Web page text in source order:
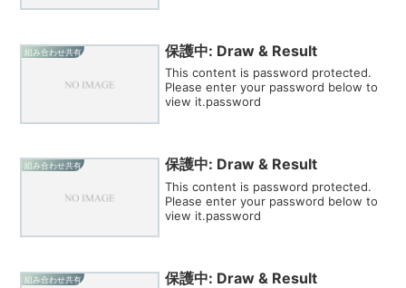
組み合わせ共有 保護中: Draw & Result
This content is password protected.
Please enter your password below to
view it.password
組み合わせ共有 保護中: Draw & Result
This content is password protected.
Please enter your password below to
view it.password
組み合わせ共有 保護中: Draw & Result